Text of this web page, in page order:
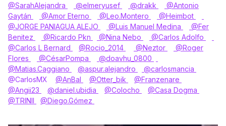
@SarahAlejandra
@elmeryusef @drakk
@Antonio
Gaytán
@Amor Eterno @Leo.Montero
@Heimbot
@JORGE PANIAGUA ALEJO
@Luis Manuel Medina
@Fer
Benitez
@Ricardo Pkn @Nina Nebo
@Carlos Adolfo
@Carlos L Bernard
@Rocio_2014 @Neztor
@Roger
Flores
@CésarPompa
@doavhu_0800
@Matias.Caggiano
@aspur.alejandro @carlosmancia
@CarlosMX
@AnBal @Otter_bik
@Franzenare
@Angii23
@daniel.ubidia @Colocho
@Casa Dogma
@TRINII
@Diego.Gómez